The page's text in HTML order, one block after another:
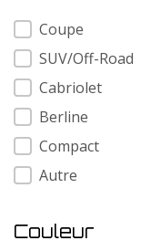
Carrosserie
Coupe
SUV/Off-Road
Cabriolet
Berline
Compact
Autre
Couleur